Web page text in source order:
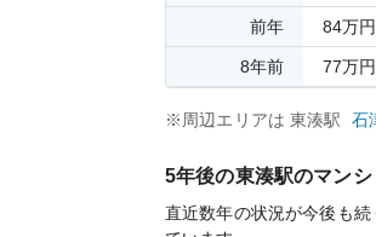
前年 84万
8年前 77万
※周辺エリアは 東湊駅 石
5年後の東湊駅のマン
直近数年の状況が今後も続